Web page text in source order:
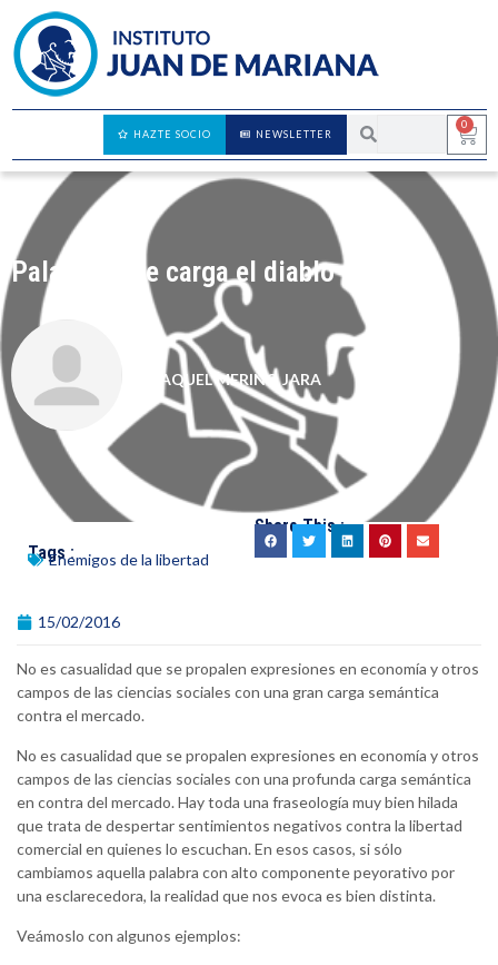
0
NEWSLETTER
HAZTE SOCIO
Palabras que carga el diablo
RAQUEL MERINO JARA
Tags :Enemigos de la libertad
Share This :
15/02/2016
No es casualidad que se propalen expresiones en economía y otros
campos de las ciencias sociales con una gran carga semántica
contra el mercado.
No es casualidad que se propalen expresiones en economía y otros
campos de las ciencias sociales con una profunda carga semántica
en contra del mercado. Hay toda una fraseología muy bien hilada
que trata de despertar sentimientos negativos contra la libertad
comercial en quienes lo escuchan. En esos casos, si sólo
cambiamos aquella palabra con alto componente peyorativo por
una esclarecedora, la realidad que nos evoca es bien distinta.
Veámoslo con algunos ejemplos: